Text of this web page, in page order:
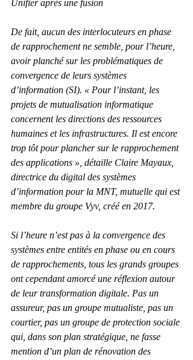
Unifier après une fusion
De fait, aucun des interlocuteurs en phase
de rapprochement ne semble, pour l’heure,
avoir planché sur les problématiques de
convergence de leurs systèmes
d’information (SI). « Pour l’instant, les
projets de mutualisation informatique
concernent les directions des ressources
humaines et les infrastructures. Il est encore
trop tôt pour plancher sur le rapprochement
des applications », détaille Claire Mayaux,
directrice du digital des systèmes
d’information pour la MNT, mutuelle qui est
membre du groupe Vyv, créé en 2017.
Si l’heure n’est pas à la convergence des
systèmes entre entités en phase ou en cours
de rapprochements, tous les grands groupes
ont cependant amorcé une réflexion autour
de leur transformation digitale. Pas un
assureur, pas un groupe mutualiste, pas un
courtier, pas un groupe de protection sociale
qui, dans son plan stratégique, ne fasse
mention d’un plan de rénovation des